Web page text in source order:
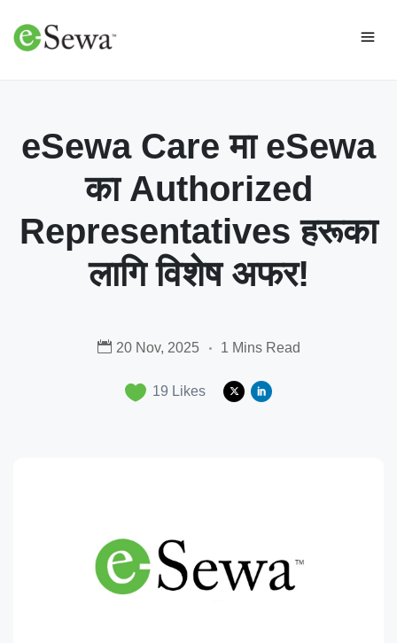
eSewa Care मा eSewa
का Authorized
Representatives हरूका
लागि विशेष अफर!
20 Nov, 2025 1 Mins Read
19 Likes